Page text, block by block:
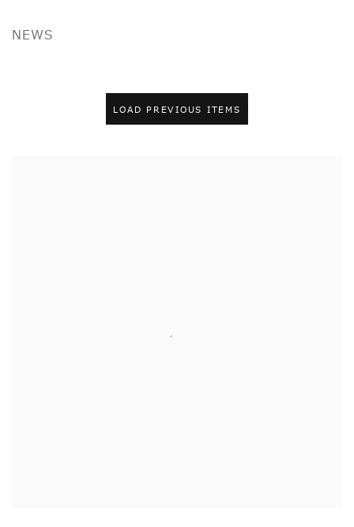
NEWS
LOAD PREVIOUS ITEMS